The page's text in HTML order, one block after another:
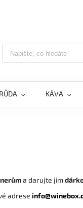
KÁVA
a darujte jim
adrese